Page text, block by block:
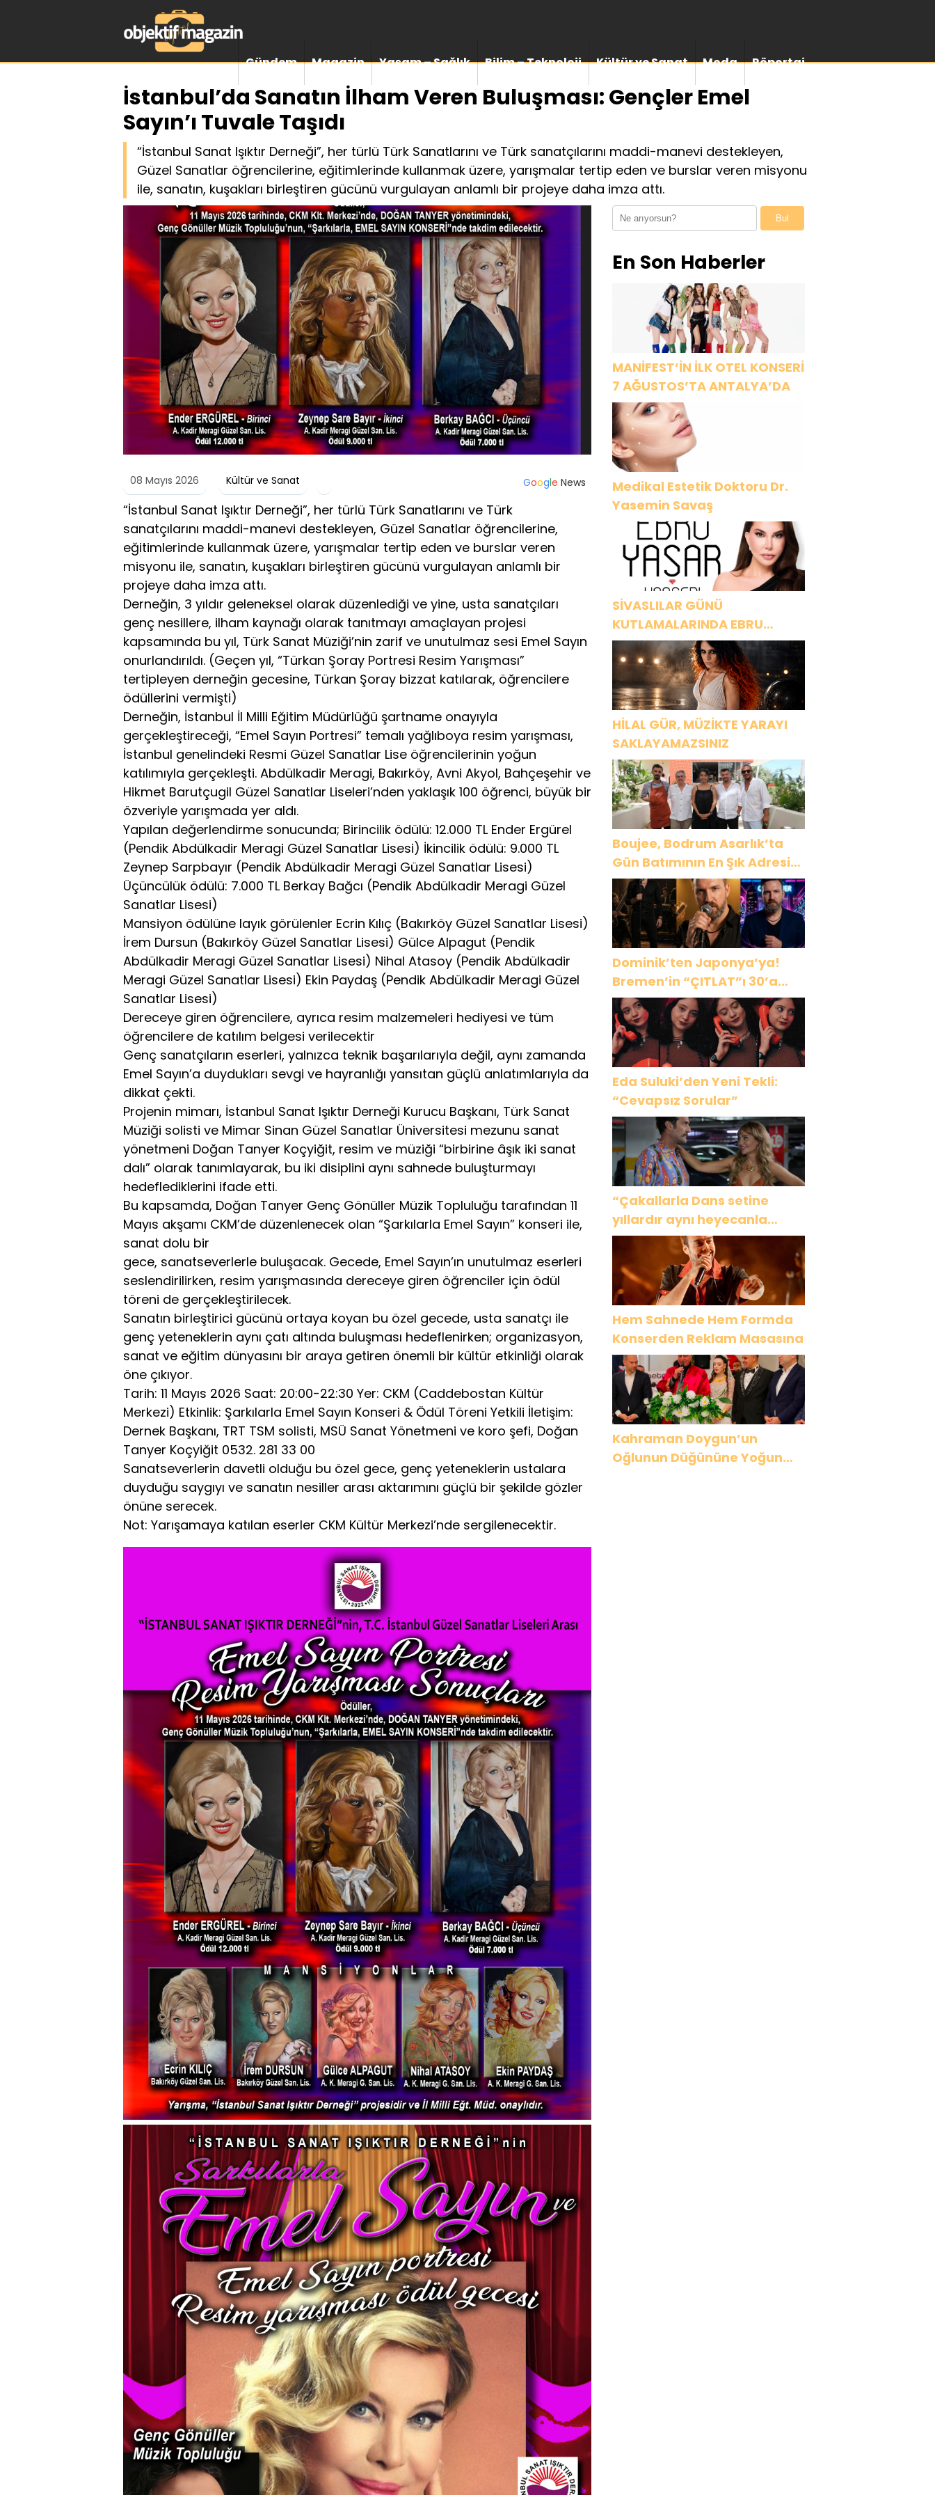
Gündem Magazin Yaşam – Sağlık Bilim – Teknoloji Kültür ve Sanat Moda Röportaj
İstanbul’da Sanatın İlham Veren Buluşması: Gençler Emel
Sayın’ı Tuvale Taşıdı
“İstanbul Sanat Işıktır Derneği”, her türlü Türk Sanatlarını ve Türk sanatçılarını maddi-manevi destekleyen,
Güzel Sanatlar öğrencilerine, eğitimlerinde kullanmak üzere, yarışmalar tertip eden ve burslar veren misyonu
ile, sanatın, kuşakları birleştiren gücünü vurgulayan anlamlı bir projeye daha imza attı.
08 Mayıs 2026 Kültür ve Sanat Google News
“İstanbul Sanat Işıktır Derneği”, her türlü Türk Sanatlarını ve Türk
sanatçılarını maddi-manevi destekleyen, Güzel Sanatlar öğrencilerine,
eğitimlerinde kullanmak üzere, yarışmalar tertip eden ve burslar veren
misyonu ile, sanatın, kuşakları birleştiren gücünü vurgulayan anlamlı bir
projeye daha imza attı.
Derneğin, 3 yıldır geleneksel olarak düzenlediği ve yine, usta sanatçıları
genç nesillere, ilham kaynağı olarak tanıtmayı amaçlayan projesi
kapsamında bu yıl, Türk Sanat Müziği’nin zarif ve unutulmaz sesi Emel Sayın
onurlandırıldı. (Geçen yıl, “Türkan Şoray Portresi Resim Yarışması”
tertipleyen derneğin gecesine, Türkan Şoray bizzat katılarak, öğrencilere
ödüllerini vermişti)
Derneğin, İstanbul İl Milli Eğitim Müdürlüğü şartname onayıyla
gerçekleştireceği, “Emel Sayın Portresi” temalı yağlıboya resim yarışması,
İstanbul genelindeki Resmi Güzel Sanatlar Lise öğrencilerinin yoğun
katılımıyla gerçekleşti. Abdülkadir Meragi, Bakırköy, Avni Akyol, Bahçeşehir ve
Hikmet Barutçugil Güzel Sanatlar Liseleri’nden yaklaşık 100 öğrenci, büyük bir
özveriyle yarışmada yer aldı.
Yapılan değerlendirme sonucunda; Birincilik ödülü: 12.000 TL Ender Ergürel
(Pendik Abdülkadir Meragi Güzel Sanatlar Lisesi) İkincilik ödülü: 9.000 TL
Zeynep Sarpbayır (Pendik Abdülkadir Meragi Güzel Sanatlar Lisesi)
Üçüncülük ödülü: 7.000 TL Berkay Bağcı (Pendik Abdülkadir Meragi Güzel
Sanatlar Lisesi)
Mansiyon ödülüne layık görülenler Ecrin Kılıç (Bakırköy Güzel Sanatlar Lisesi)
İrem Dursun (Bakırköy Güzel Sanatlar Lisesi) Gülce Alpagut (Pendik
Abdülkadir Meragi Güzel Sanatlar Lisesi) Nihal Atasoy (Pendik Abdülkadir
Meragi Güzel Sanatlar Lisesi) Ekin Paydaş (Pendik Abdülkadir Meragi Güzel
Sanatlar Lisesi)
Dereceye giren öğrencilere, ayrıca resim malzemeleri hediyesi ve tüm
öğrencilere de katılım belgesi verilecektir
Genç sanatçıların eserleri, yalnızca teknik başarılarıyla değil, aynı zamanda
Emel Sayın’a duydukları sevgi ve hayranlığı yansıtan güçlü anlatımlarıyla da
dikkat çekti.
Projenin mimarı, İstanbul Sanat Işıktır Derneği Kurucu Başkanı, Türk Sanat
Müziği solisti ve Mimar Sinan Güzel Sanatlar Üniversitesi mezunu sanat
yönetmeni Doğan Tanyer Koçyiğit, resim ve müziği “birbirine âşık iki sanat
dalı” olarak tanımlayarak, bu iki disiplini aynı sahnede buluşturmayı
hedeflediklerini ifade etti.
Bu kapsamda, Doğan Tanyer Genç Gönüller Müzik Topluluğu tarafından 11
Mayıs akşamı CKM’de düzenlenecek olan “Şarkılarla Emel Sayın” konseri ile,
sanat dolu bir
gece, sanatseverlerle buluşacak. Gecede, Emel Sayın’ın unutulmaz eserleri
seslendirilirken, resim yarışmasında dereceye giren öğrenciler için ödül
töreni de gerçekleştirilecek.
Sanatın birleştirici gücünü ortaya koyan bu özel gecede, usta sanatçı ile
genç yeteneklerin aynı çatı altında buluşması hedeflenirken; organizasyon,
sanat ve eğitim dünyasını bir araya getiren önemli bir kültür etkinliği olarak
öne çıkıyor.
Tarih: 11 Mayıs 2026 Saat: 20:00-22:30 Yer: CKM (Caddebostan Kültür
Merkezi) Etkinlik: Şarkılarla Emel Sayın Konseri & Ödül Töreni Yetkili İletişim:
Dernek Başkanı, TRT TSM solisti, MSÜ Sanat Yönetmeni ve koro şefi, Doğan
Tanyer Koçyiğit 0532. 281 33 00
Sanatseverlerin davetli olduğu bu özel gece, genç yeteneklerin ustalara
duyduğu saygıyı ve sanatın nesiller arası aktarımını güçlü bir şekilde gözler
önüne serecek.
Not: Yarışamaya katılan eserler CKM Kültür Merkezi’nde sergilenecektir.
Bul
En Son Haberler
MANİFEST’İN İLK OTEL KONSERİ
7 AĞUSTOS’TA ANTALYA’DA
Medikal Estetik Doktoru Dr.
Yasemin Savaş
SİVASLILAR GÜNÜ
KUTLAMALARINDA EBRU
YAŞAR RÜZGARI ESECEK!
HİLAL GÜR, MÜZİKTE YARAYI
SAKLAYAMAZSINIZ
Boujee, Bodrum Asarlık’ta
Gün Batımının En Şık Adresi
Oldu
Dominik’ten Japonya’ya!
Bremen’in “ÇITLAT”ı 30’a
yakın ülkede!
Eda Suluki’den Yeni Tekli:
“Cevapsız Sorular”
“Çakallarla Dans setine
yıllardır aynı heyecanla
gidiyorum”
Hem Sahnede Hem Formda
Konserden Reklam Masasına
Kahraman Doygun’un
Oğlunun Düğününe Yoğun